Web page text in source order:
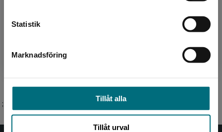
Statistik
Marknadsföring
Tillåt alla
Tillåt urval
Eva Mosegaard Amdisen, bosatt utanför Århus
djurälskare och har bla...
;